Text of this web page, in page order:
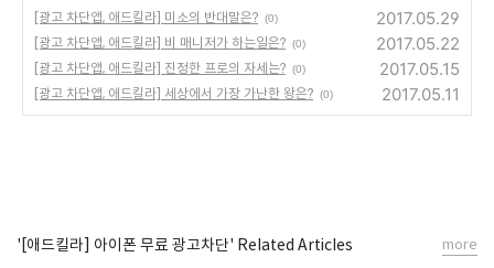
[광고 차단앱, 애드킬라] 미소의 반대말은? (0) 2017.05.29
[광고 차단앱, 애드킬라] 비 매니저가 하는일은? (0) 2017.05.22
[광고 차단앱, 애드킬라] 진정한 프로의 자세는? (0) 2017.05.15
[광고 차단앱, 애드킬라] 세상에서 가장 가난한 왕은? (0) 2017.05.11
'[애드킬라] 아이폰 무료 광고차단' Related Articles more